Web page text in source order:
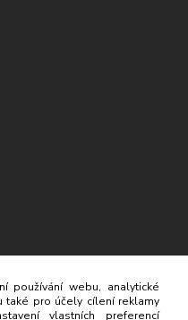
používání webu, analytické
také pro účely cílení reklamy
vlastních preferencí